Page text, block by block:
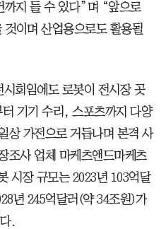
까지 들 수 있다”며 “앞으로
이며 산업용으로도 활용될
회임에도 로봇이 전시장 곳
기기 수리, 스포츠까지 다양
상 가전으로 거듭나며 본격 사
조사 업체 마케츠앤드마케츠
시장 규모는 2023년 103억달
년 245억달러(약 34조원)가
.